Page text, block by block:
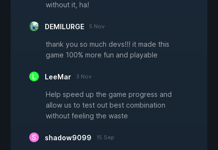
without it, ha!
DEMILURGE 5 Nov
thank you so much devs!!! it made this
game 100% more fun and playable
LeeMar 3 Nov
Help speed up the game progress and
allow us to test out best combination
without feeling the waste
shadow9099 15 Sep